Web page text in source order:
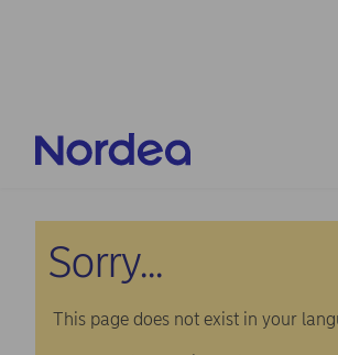
Sorry...
This page does not exist in your